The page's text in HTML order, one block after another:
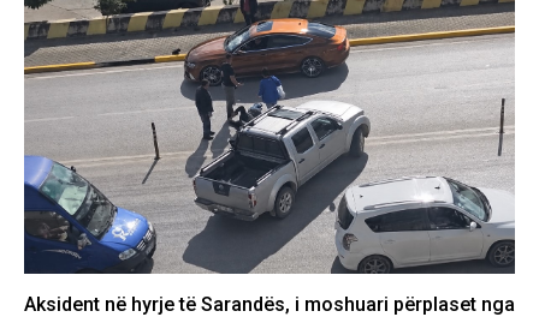
Aksident në hyrje të Sarandës, i moshuari përplaset nga